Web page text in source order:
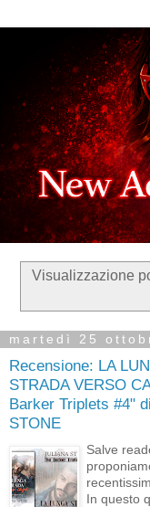
Visualizzazione
martedì 25
Recensione: LA
STRADA VERSO
Barker Triplets #4"
STONE
Salve
In questo